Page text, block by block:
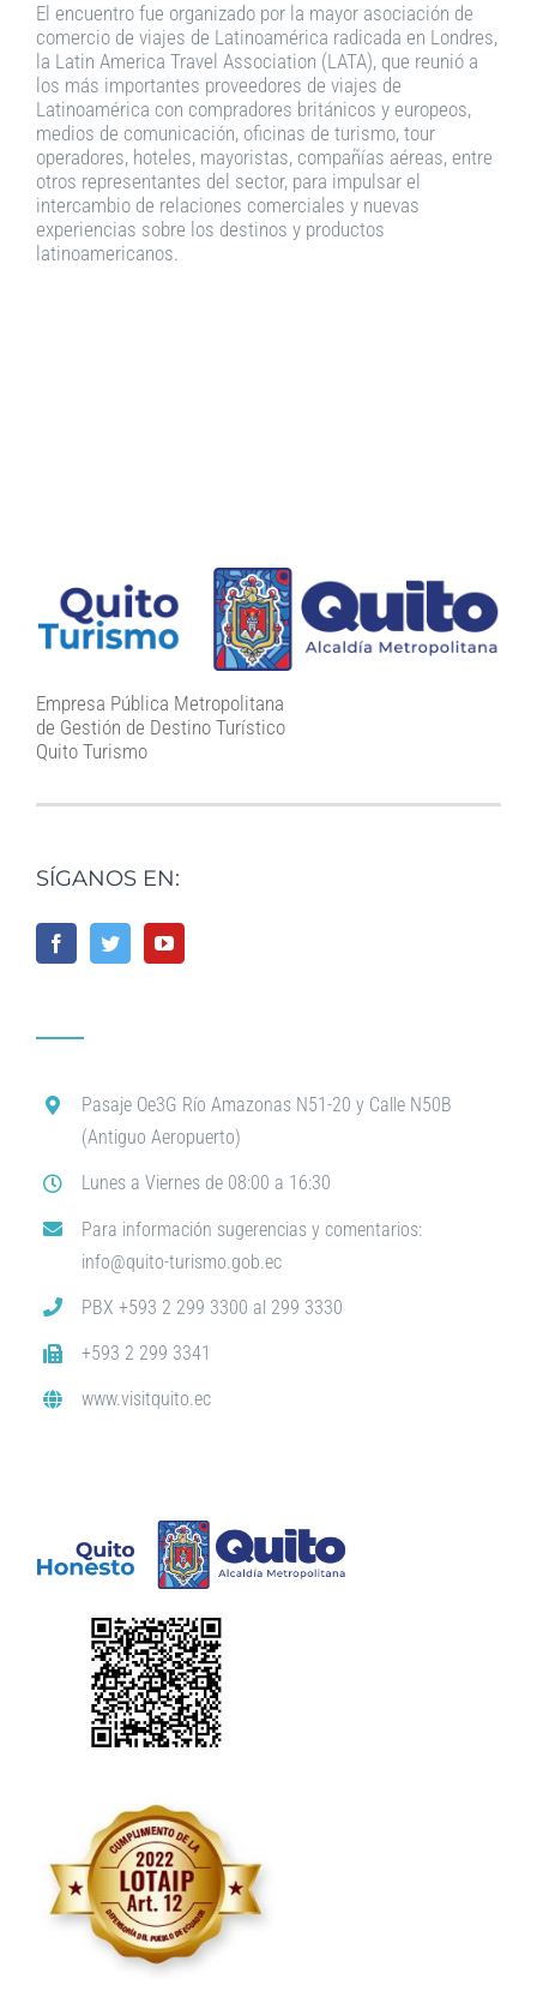
El encuentro fue organizado por la mayor asociación de
comercio de viajes de Latinoamérica radicada en Londres,
la Latin America Travel Association (LATA), que reunió a
los más importantes proveedores de viajes de
Latinoamérica con compradores británicos y europeos,
medios de comunicación, oficinas de turismo, tour
operadores, hoteles, mayoristas, compañías aéreas, entre
otros representantes del sector, para impulsar el
intercambio de relaciones comerciales y nuevas
experiencias sobre los destinos y productos
latinoamericanos.
Empresa Pública Metropolitana
de Gestión de Destino Turístico
Quito Turismo
SÍGANOS EN:
Pasaje Oe3G Río Amazonas N51-20 y Calle N50B
(Antiguo Aeropuerto)
Lunes a Viernes de 08:00 a 16:30
Para información sugerencias y comentarios:
info@quito-turismo.gob.ec
PBX +593 2 299 3300 al 299 3330
+593 2 299 3341
www.visitquito.ec